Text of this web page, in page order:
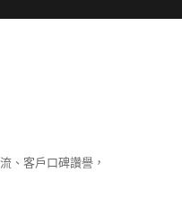
、客戶口碑讚譽，